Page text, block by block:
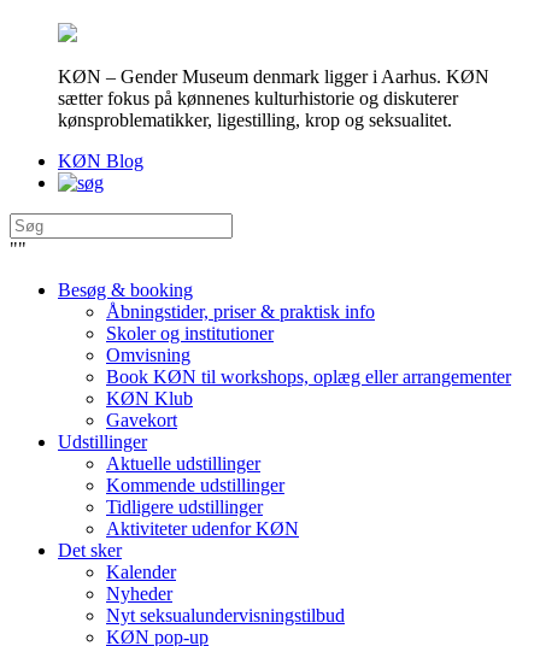
KØN – Gender Museum denmark ligger i Aarhus. KØN
sætter fokus på kønnenes kulturhistorie og diskuterer
kønsproblematikker, ligestilling, krop og seksualitet.
KØN Blog
""
Besøg & booking
Åbningstider, priser & praktisk info
Skoler og institutioner
Omvisning
Book KØN til workshops, oplæg eller arrangementer
KØN Klub
Gavekort
Udstillinger
Aktuelle udstillinger
Kommende udstillinger
Tidligere udstillinger
Aktiviteter udenfor KØN
Det sker
Kalender
Nyheder
Nyt seksualundervisningstilbud
KØN pop-up